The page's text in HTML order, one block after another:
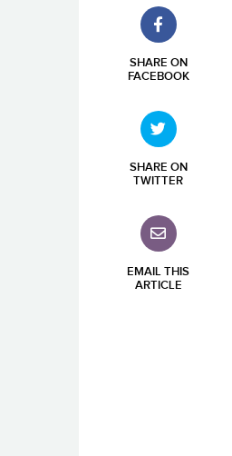
SHARE ON
FACEBOOK
SHARE ON
TWITTER
EMAIL THIS
ARTICLE